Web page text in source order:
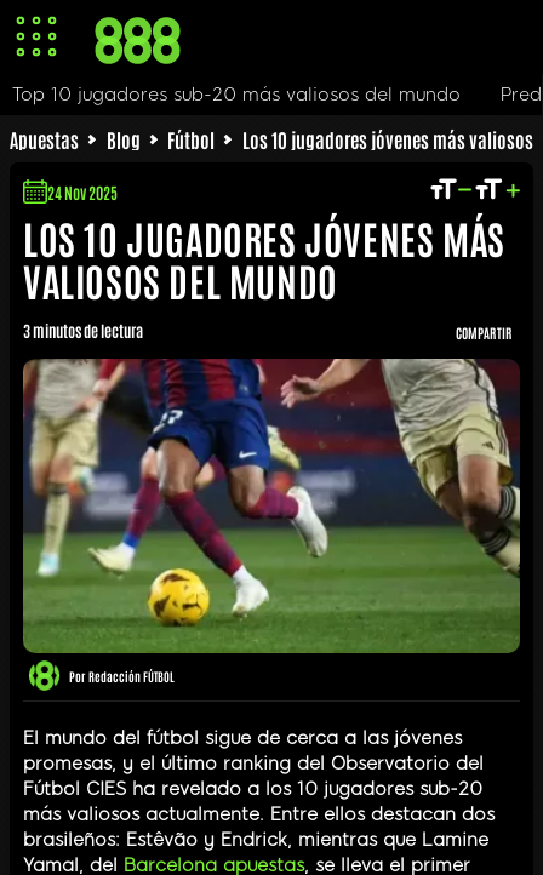
Apuestas Blog Fútbol Los 10 jugadores jóvenes más valiosos
LOS 10 JUGADORES JÓVENES MÁS
VALIOSOS DEL MUNDO
24 Nov 2025
3 minutos de lectura
Por Redacción FÚTBOL
COMPARTIR
El mundo del fútbol sigue de cerca a las jóvenes
promesas, y el último ranking del Observatorio del
Fútbol CIES ha revelado a los 10 jugadores sub-20
más valiosos actualmente. Entre ellos destacan dos
brasileños: Estêvão y Endrick, mientras que Lamine
Yamal, del Barcelona apuestas, se lleva el primer
20 más valiosos del mundo Predominancia de